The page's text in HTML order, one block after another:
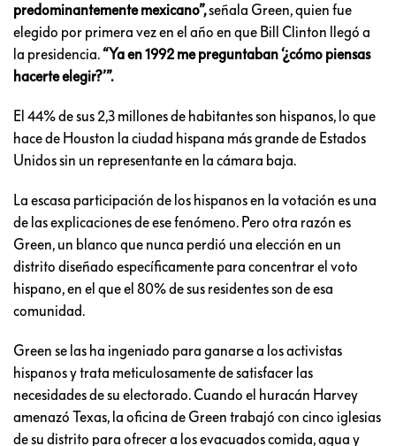
predominantemente mexicano”,señala Green, quien fue
elegido por primera vez en el año en que Bill Clinton llegó a
la presidencia.“Ya en 1992 me preguntaban ‘¿cómo piensas
hacerte elegir?’”.
El 44% de sus 2,3 millones de habitantes son hispanos, lo que
hace de Houston la ciudad hispana más grande de Estados
Unidos sin un representante en la cámara baja.
La escasa participación de los hispanos en la votación es una
de las explicaciones de ese fenómeno. Pero otra razón es
Green, un blanco que nunca perdió una elección en un
distrito diseñado específicamente para concentrar el voto
hispano, en el que el 80% de sus residentes son de esa
comunidad.
Green se las ha ingeniado para ganarse a los activistas
hispanos y trata meticulosamente de satisfacer las
necesidades de su electorado. Cuando el huracán Harvey
amenazó Texas, la oficina de Green trabajó con cinco iglesias
de su distrito para ofrecer a los evacuados comida, agua y